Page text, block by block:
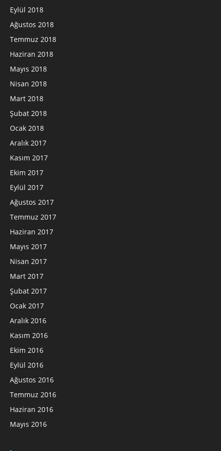
Eylül 2018
Ağustos 2018
Temmuz 2018
Haziran 2018
Mayıs 2018
Nisan 2018
Mart 2018
Şubat 2018
Ocak 2018
Aralık 2017
Kasım 2017
Ekim 2017
Eylül 2017
Ağustos 2017
Temmuz 2017
Haziran 2017
Mayıs 2017
Nisan 2017
Mart 2017
Şubat 2017
Ocak 2017
Aralık 2016
Kasım 2016
Ekim 2016
Eylül 2016
Ağustos 2016
Temmuz 2016
Haziran 2016
Mayıs 2016